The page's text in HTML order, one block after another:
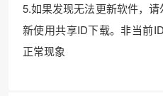
5.如果发现无法更新软件，请
新使用共享ID下载。非当前
正常现象